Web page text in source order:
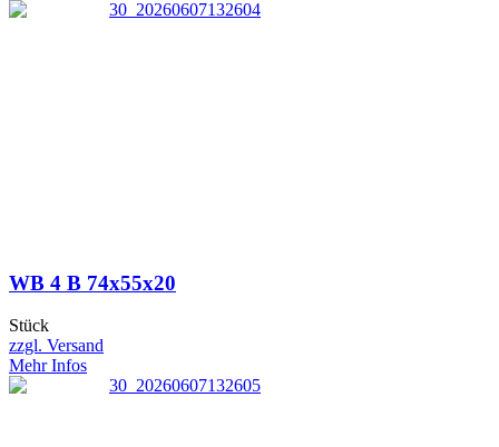
WB 4 B 74x55x20
Stück
zzgl. Versand
Mehr Infos